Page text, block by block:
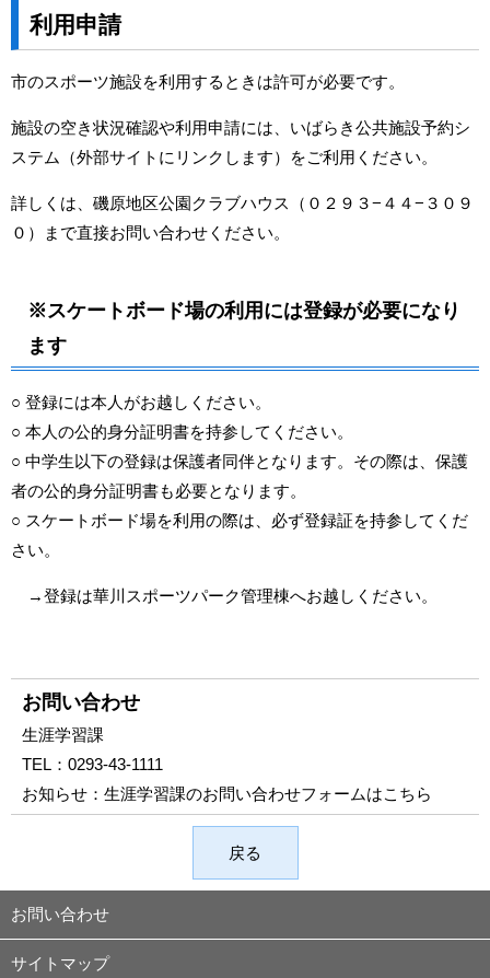
利用申請
市のスポーツ施設を利用するときは許可が必要です。
施設の空き状況確認や利用申請には、 いばらき公共施設予約シ
ステム（外部サイトにリンクします）
をご利用ください。
詳しくは、磯原地区公園クラブハウス（０２９３−４４−３０９
０）まで直接お問い合わせください。
※スケートボード場の利用には登録が必要になり
ます
○ 登録には本人がお越しください。
○ 本人の公的身分証明書を持参してください。
○ 中学生以下の登録は保護者同伴となります。その際は、保護
者の公的身分証明書も必要となります。
○ スケートボード場を利用の際は、必ず登録証を持参してくだ
さい。
→登録は華川スポーツパーク管理棟へお越しください。
お問い合わせ
生涯学習課
TEL： 0293-43-1111
お知らせ： 生涯学習課のお問い合わせフォームはこちら
戻る
お問い合わせ
サイトマップ